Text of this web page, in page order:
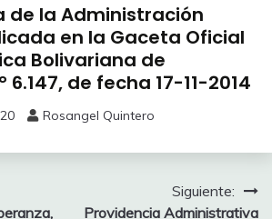
de la Administración
en la Gaceta Oficial
Bolivariana de
6.147, de fecha 17-11-2014
Rosangel Quintero
Siguiente:
Providencia Administrativa